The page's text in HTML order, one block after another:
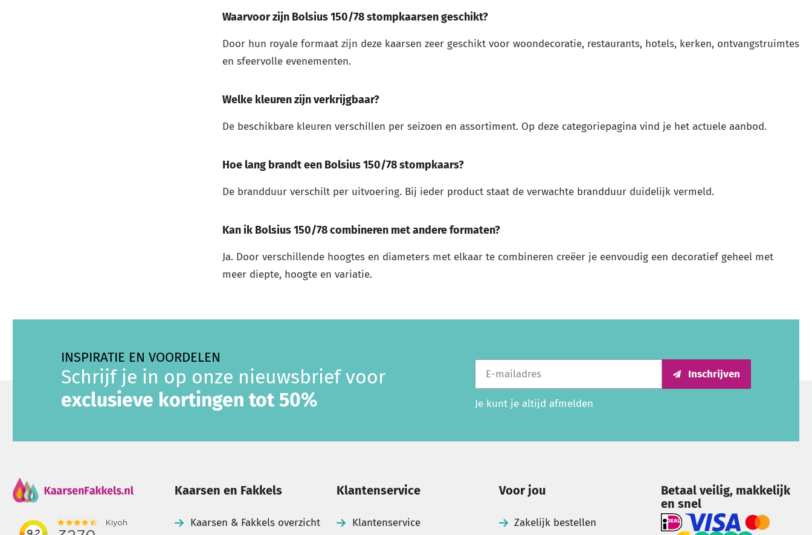
Waarvoor zijn Bolsius 150/78 stompkaarsen geschikt?
Door hun royale formaat zijn deze kaarsen zeer geschikt voor woondecoratie, restaurants, hotels, kerken, ontvangstruimtes
en sfeervolle evenementen.
Welke kleuren zijn verkrijgbaar?
De beschikbare kleuren verschillen per seizoen en assortiment. Op deze categoriepagina vind je het actuele aanbod.
Hoe lang brandt een Bolsius 150/78 stompkaars?
De brandduur verschilt per uitvoering. Bij ieder product staat de verwachte brandduur duidelijk vermeld.
Kan ik Bolsius 150/78 combineren met andere formaten?
Ja. Door verschillende hoogtes en diameters met elkaar te combineren creëer je eenvoudig een decoratief geheel met
meer diepte, hoogte en variatie.
INSPIRATIE EN VOORDELEN
Schrijf je in op onze nieuwsbrief voor
exclusieve kortingen tot 50%
Inschrijven
Je kunt je altijd afmelden
Kaarsen en Fakkels
Kaarsen & Fakkels overzicht
Klantenservice
Klantenservice
Voor jou
Zakelijk bestellen
Betaal veilig, makkelijk
en snel